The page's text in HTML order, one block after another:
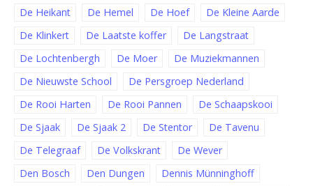
De Heikant
De Hemel De Hoef
De Kleine Aarde
De Klinkert
De Laatste koffer
De Langstraat
De Lochtenbergh
De Moer
De Muziekmannen
De Nieuwste School
De Persgroep Nederland
De Rooi Harten
De Rooi Pannen
De Schaapskooi
De Sjaak
De Sjaak 2 De Stentor
De Tavenu
De Telegraaf
De Volkskrant
De Wever
Den Bosch
Den Dungen
Dennis Münninghoff